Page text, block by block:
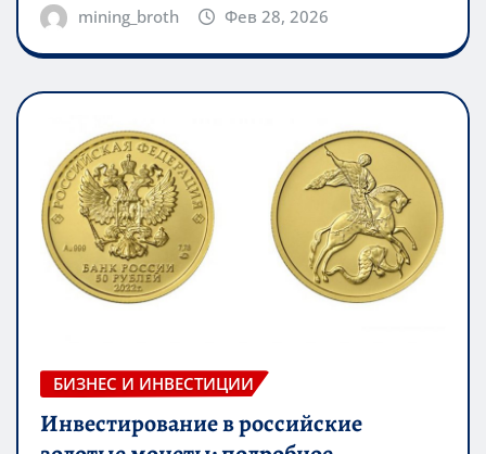
mining_broth Фев 28, 2026
БИЗНЕС И ИНВЕСТИЦИИ
Инвестирование в российские